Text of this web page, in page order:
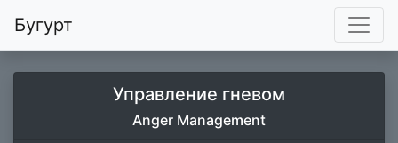
Бугурт
Управление гневом
Anger Management